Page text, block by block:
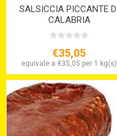
SALSICCIA PICCANTE DI
CALABRIA
€35,05
equivale a €35,05 per 1 kg(s)